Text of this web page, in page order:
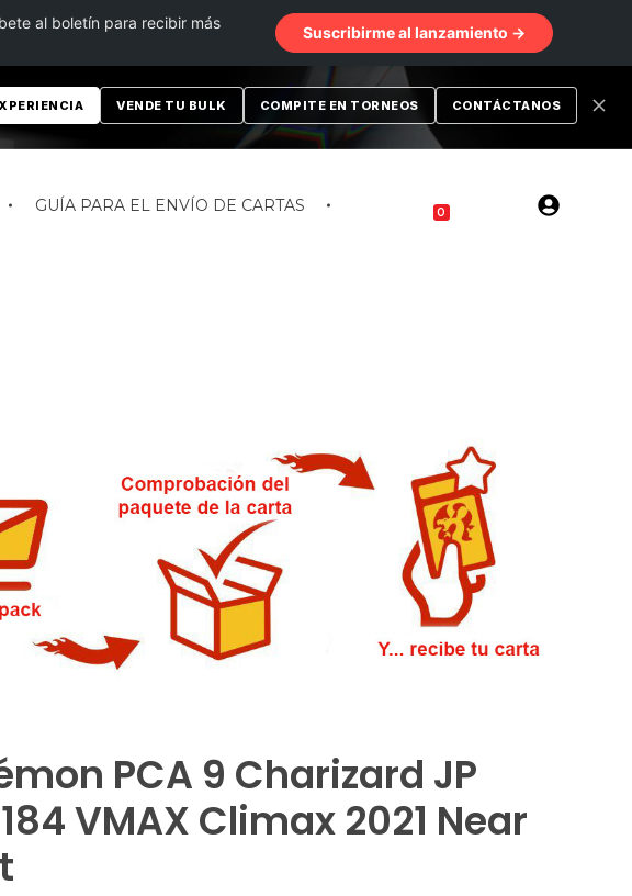
GUÍA PARA EL ENVÍO DE CARTAS
0
al boletín para recibir más
Suscribirme al lanzamiento →
VENDE TU BULK COMPITE EN TORNEOS CONTÁCTANOS
PCA 9 Charizard JP
VMAX Climax 2021 Near